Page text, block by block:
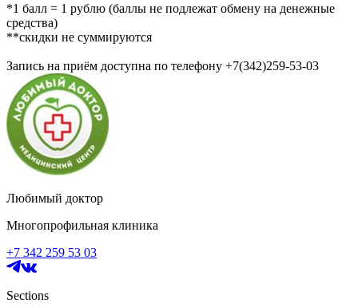
*1 балл = 1 рублю (баллы не подлежат обмену на денежные
средства)
**скидки не суммируются
Запись на приём доступна по телефону +7(342)259-53-03
Любимый доктор
Многопрофильная клиника
+7 342 259 53 03
Sections